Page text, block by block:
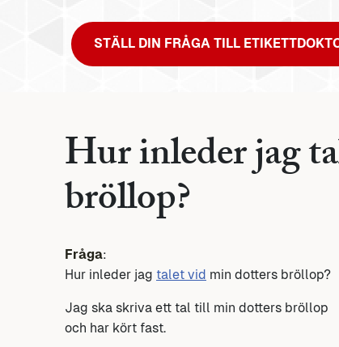
STÄLL DIN FRÅGA TILL
Hur inleder jag
bröllop?
Fråga:
Hur inleder jag talet vid min dotters bröllop?
Jag ska skriva ett tal till min dotters bröllop
och har kört fast.